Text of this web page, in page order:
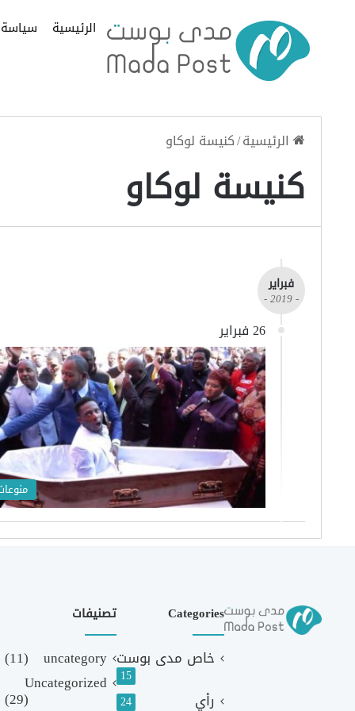
الرئيسية سياسة
الرئيسية/كنيسة لوكاو
كنيسة لوكاو
فبراير
- 2019 -
26 فبراير
Categories
خاص مدى بوست
15
رأي 24
تصنيفات
uncategory
(11)
Uncategorized
(29)